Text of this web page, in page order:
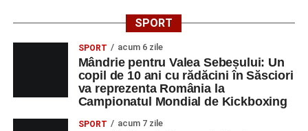
SPORT
SPORT acum 6 zile
Mândrie pentru Valea Sebeșului: Un
copil de 10 ani cu rădăcini în Săsciori
va reprezenta România la
Campionatul Mondial de Kickboxing
SPORT acum 7 zile